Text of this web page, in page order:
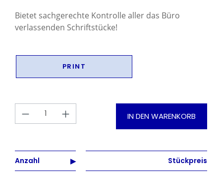
Bietet sachgerechte Kontrolle aller das Büro
verlassenden Schriftstücke!
PRINT
Produkt Anzahl: Gib denIN DEN WARENKORB
Anzahl Stückpreis